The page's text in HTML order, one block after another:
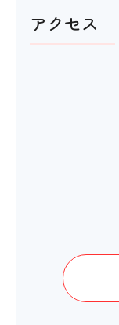
アクセス